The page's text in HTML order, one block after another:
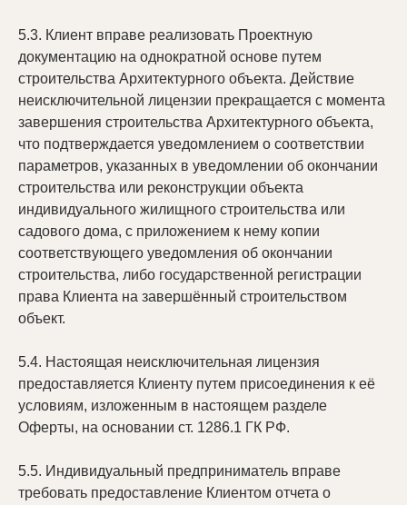
5.3. Клиент вправе реализовать Проектную
документацию на однократной основе путем
строительства Архитектурного объекта. Действие
неисключительной лицензии прекращается с момента
завершения строительства Архитектурного объекта,
что подтверждается уведомлением о соответствии
параметров, указанных в уведомлении об окончании
строительства или реконструкции объекта
индивидуального жилищного строительства или
садового дома, с приложением к нему копии
соответствующего уведомления об окончании
строительства, либо государственной регистрации
права Клиента на завершённый строительством
объект.
5.4. Настоящая неисключительная лицензия
предоставляется Клиенту путем присоединения к её
условиям, изложенным в настоящем разделе
Оферты, на основании ст. 1286.1 ГК РФ.
5.5. Индивидуальный предприниматель вправе
требовать предоставление Клиентом отчета о
Медиацентр
Часто задаваемые вопросы
Вакансии компании
Курсы для брокеров
Принципы и регламенты
Инвесторам и землевладельцам
Информация
Согласие на обработку
персональных данных
участков
2013-2026 © Все права защищены. Данный сайт носит
исключительно информационный характер, материалы, цены и
характеристики земельных участков и иных объектов
недвижимости, обеспечение их транспортной и иной
информация на сайте не является публичной офертой,
определяемой положениями статьи 437 Гражданского кодекса
Российской Федерации.